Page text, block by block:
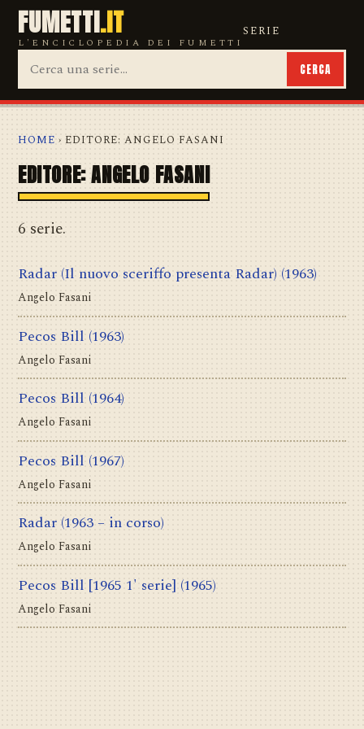
FUMETTI.IT
L'ENCICLOPEDIA DEI FUMETTI
SERIE
CERCA
HOME › EDITORE: ANGELO FASANI
EDITORE: ANGELO FASANI
6 serie.
Radar (Il nuovo sceriffo presenta Radar) (1963)
Angelo Fasani
Pecos Bill (1963)
Angelo Fasani
Pecos Bill (1964)
Angelo Fasani
Pecos Bill (1967)
Angelo Fasani
Radar (1963 – in corso)
Angelo Fasani
Pecos Bill [1965 1' serie] (1965)
Angelo Fasani